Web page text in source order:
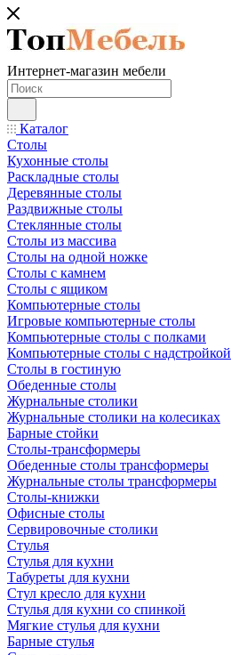
Интернет-магазин мебели
Каталог
Столы
Кухонные столы
Раскладные столы
Деревянные столы
Раздвижные столы
Стеклянные столы
Столы из массива
Столы на одной ножке
Столы с камнем
Столы с ящиком
Компьютерные столы
Игровые компьютерные столы
Компьютерные столы с полками
Компьютерные столы с надстройкой
Столы в гостиную
Обеденные столы
Журнальные столики
Журнальные столики на колесиках
Барные стойки
Столы-трансформеры
Обеденные столы трансформеры
Журнальные столы трансформеры
Столы-книжки
Офисные столы
Сервировочные столики
Стулья
Стулья для кухни
Табуреты для кухни
Стул кресло для кухни
Стулья для кухни со спинкой
Мягкие стулья для кухни
Барные стулья